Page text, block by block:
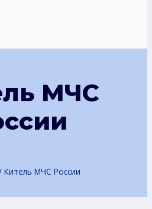
МЧС
Китель МЧС России